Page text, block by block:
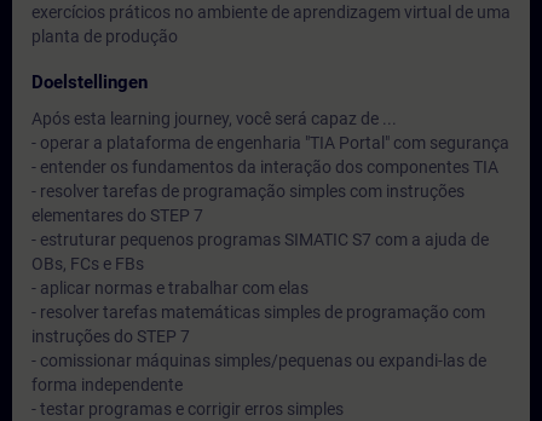
exercícios práticos no ambiente de aprendizagem virtual de uma
planta de produção
Doelstellingen
Após esta learning journey, você será capaz de ...
- operar a plataforma de engenharia "TIA Portal" com segurança
- entender os fundamentos da interação dos componentes TIA
- resolver tarefas de programação simples com instruções
elementares do STEP 7
- estruturar pequenos programas SIMATIC S7 com a ajuda de
OBs, FCs e FBs
- aplicar normas e trabalhar com elas
- resolver tarefas matemáticas simples de programação com
instruções do STEP 7
- comissionar máquinas simples/pequenas ou expandi-las de
forma independente
- testar programas e corrigir erros simples